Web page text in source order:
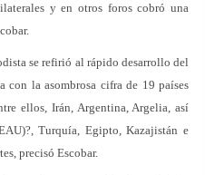
y en otros foros cobró una
se refirió al rápido desarrollo del
con la asombrosa cifra de 19 países
ellos, Irán, Argentina, Argelia, así
Turquía, Egipto, Kazajistán e
precisó Escobar.